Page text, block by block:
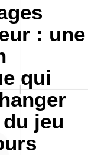
: une
qui
jeu